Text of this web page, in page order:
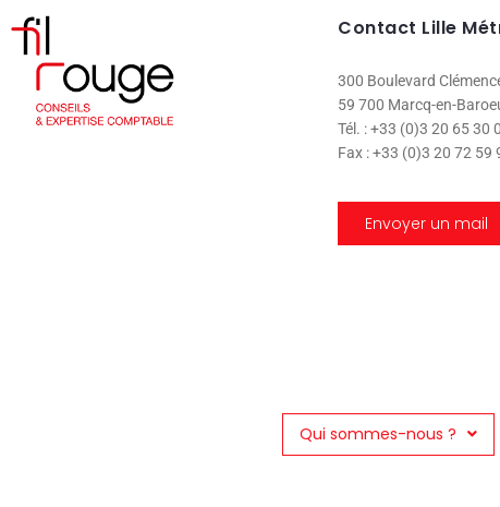
Contact Lille
300 Boulevard
59 700 Marcq-en-
Tél. : +33 (0)3 20 65 30
Fax : +33 (0)3 20 72 59
Envoyer un mail
Qui sommes-nous ?